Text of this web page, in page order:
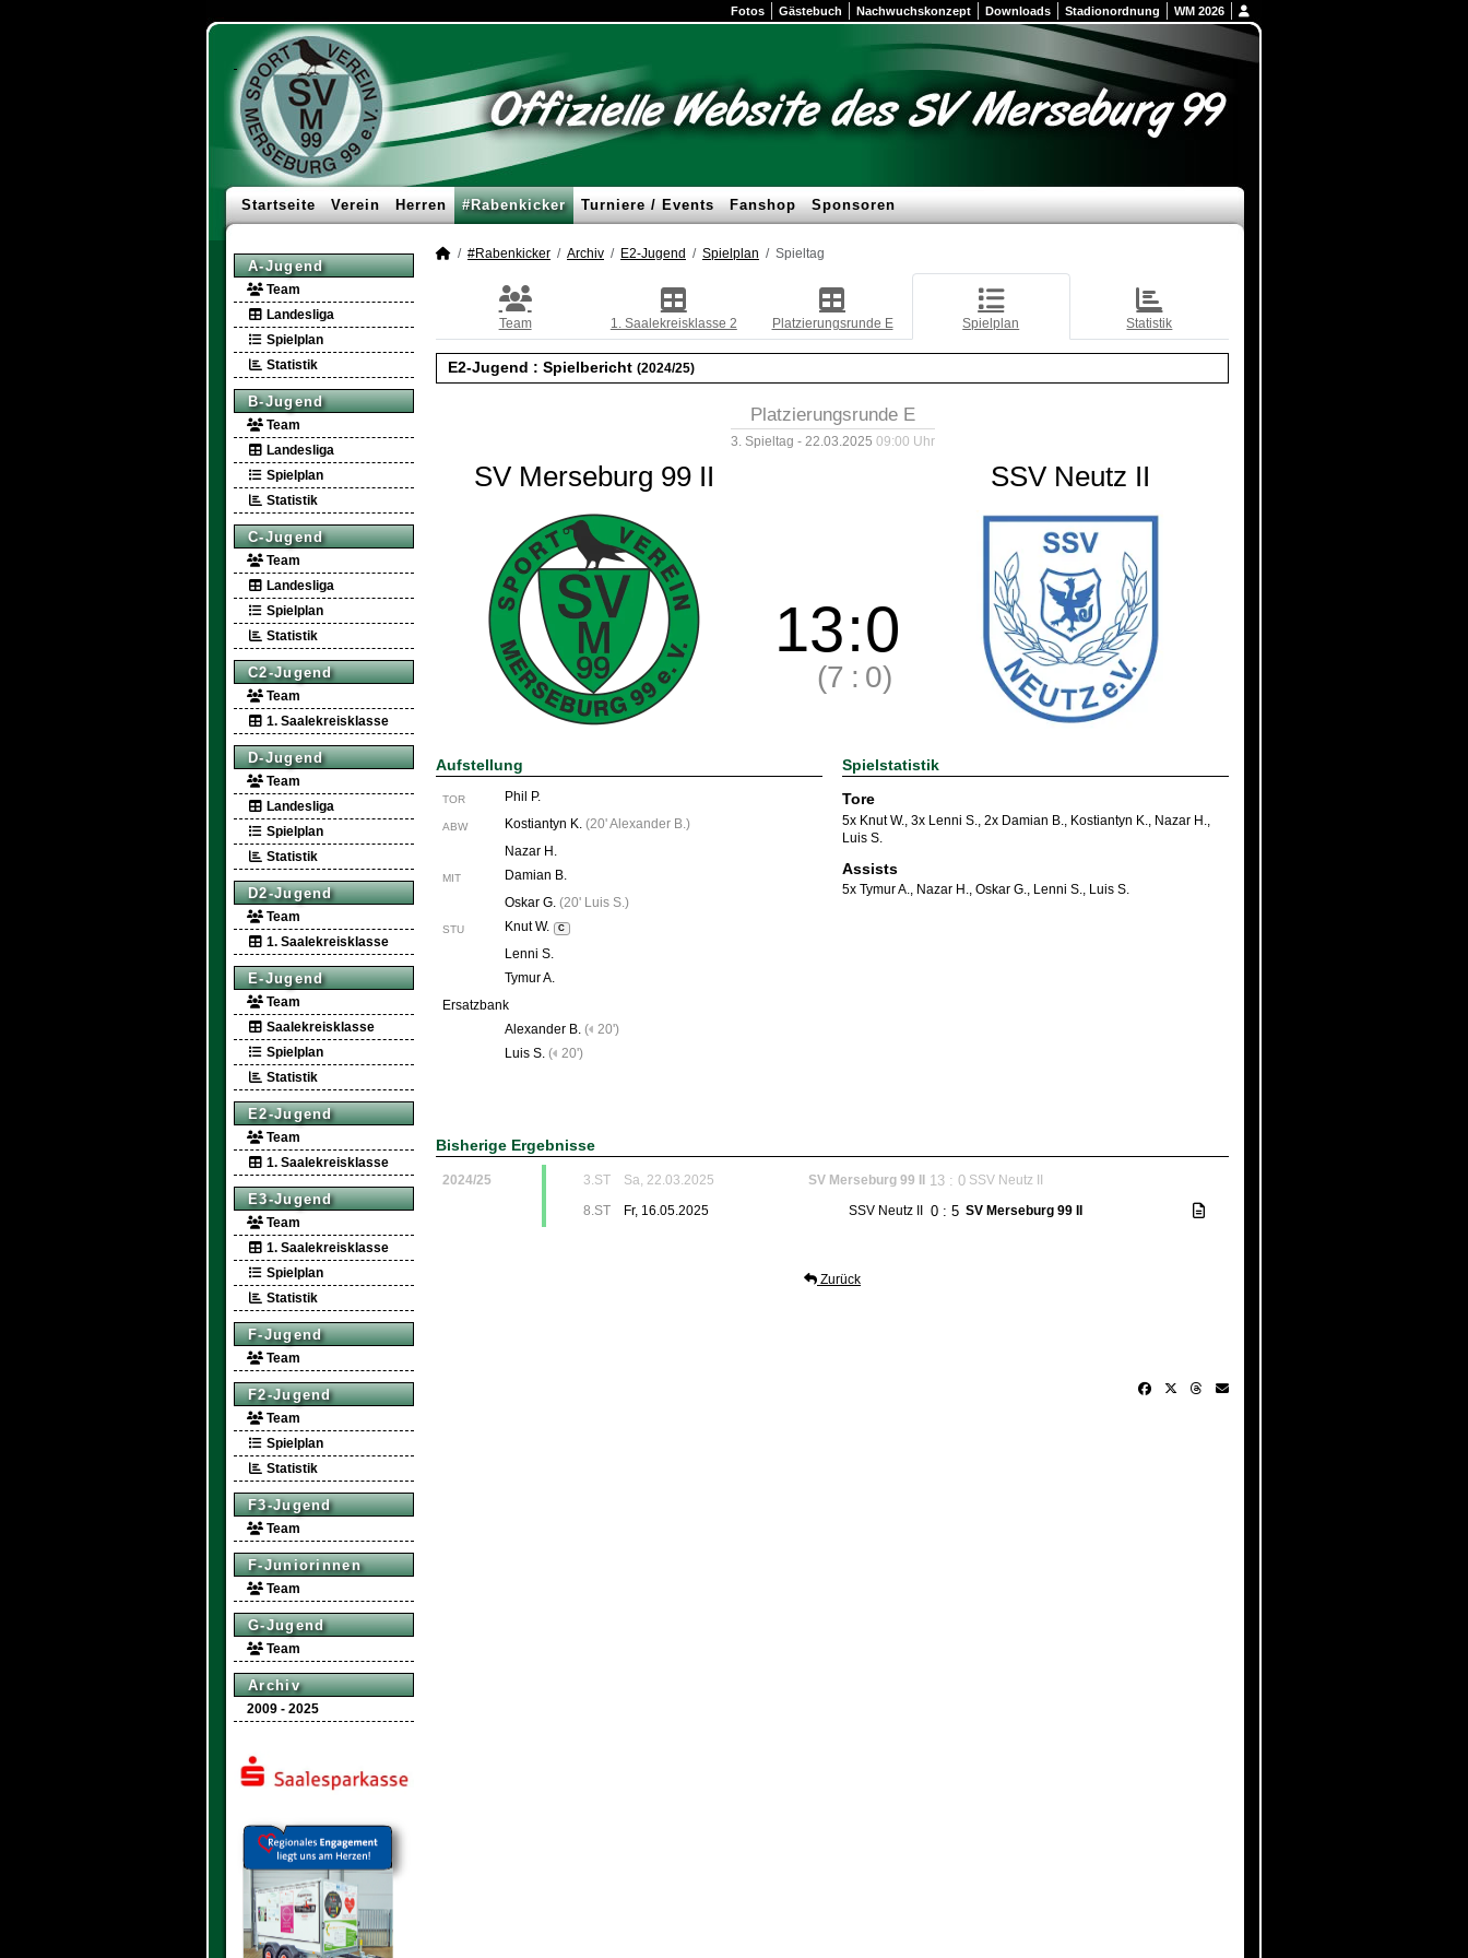
Fotos Gästebuch Nachwuchskonzept Downloads Stadionordnung WM 2026
Startseite Verein Herren #Rabenkicker Turniere / Events Fanshop Sponsoren
A-Jugend
Team
Landesliga
Spielplan
Statistik
B-Jugend
Team
Landesliga
Spielplan
Statistik
C-Jugend
Team
Landesliga
Spielplan
Statistik
C2-Jugend
Team
1. Saalekreisklasse
D-Jugend
Team
Landesliga
Spielplan
Statistik
D2-Jugend
Team
1. Saalekreisklasse
E-Jugend
Team
Saalekreisklasse
Spielplan
Statistik
E2-Jugend
Team
1. Saalekreisklasse
E3-Jugend
Team
1. Saalekreisklasse
Spielplan
Statistik
F-Jugend
Team
F2-Jugend
Team
Spielplan
Statistik
F3-Jugend
Team
F-Juniorinnen
Team
G-Jugend
Team
Archiv
2009 - 2025
#Rabenkicker Archiv E2-Jugend Spielplan Spieltag
Team 1. Saalekreisklasse 2 Platzierungsrunde E Spielplan Statistik
E2-Jugend : Spielbericht (2024/25)
Platzierungsrunde E
3. Spieltag - 22.03.2025 09:00 Uhr
SV Merseburg 99 II SSV Neutz II
13:0
(7 : 0)
Aufstellung
TOR Phil P.
ABW Kostiantyn K. (20' Alexander B.)
Nazar H.
MIT
Damian B.
Oskar G. (20' Luis S.)
STU Knut W. C
Lenni S.
Tymur A.
Ersatzbank
Alexander B. ( 20')
Luis S. ( 20')
Spielstatistik
Tore
5x Knut W. 3x Lenni S. 2x Damian B. Kostiantyn K. Nazar H.
Luis S.
Assists
5x Tymur A., Nazar H., Oskar G., Lenni S., Luis S.
Bisherige Ergebnisse
2024/25 3.ST Sa, 22.03.2025 SV Merseburg 99 II 13 : 0 SSV Neutz II
8.ST
Fr, 16.05.2025 SSV Neutz II 0 : 5 SV Merseburg 99 II
Zurück